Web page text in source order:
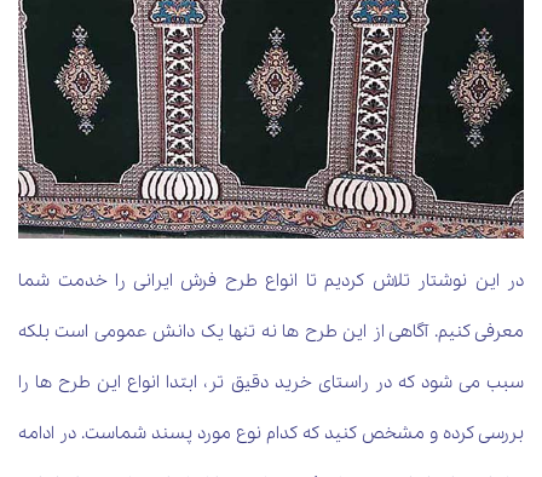
در این نوشتار تلاش کردیم تا انواع طرح فرش ایرانی را خدمت شما
معرفی کنیم. آگاهی از این طرح ها نه تنها یک دانش عمومی است بلکه
سبب می شود که در راستای خرید دقیق تر، ابتدا انواع این طرح ها را
بررسی کرده و مشخص کنید که کدام نوع مورد پسند شماست. در ادامه